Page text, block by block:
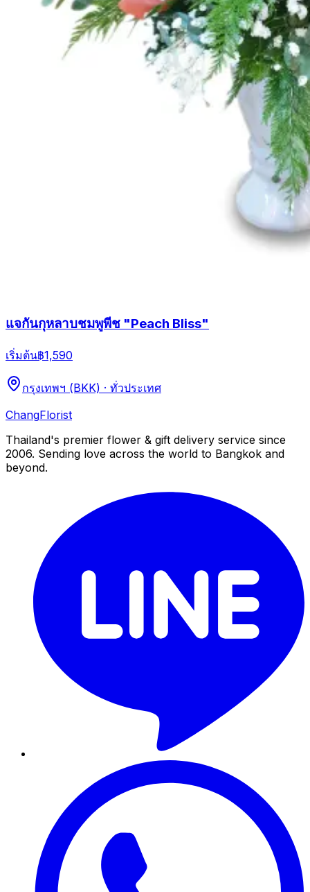
แจกันกุหลาบชมพูพีช "Peach Bliss"
เริ่มต้น฿1,590
กรุงเทพฯ (BKK) · ทั่วประเทศ
ChangFlorist
Thailand's premier flower & gift delivery service since
2006. Sending love across the world to Bangkok and
beyond.